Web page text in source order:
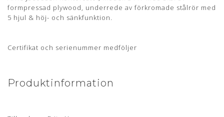
Mål: Sædehøjde 47 cm - 55 cm
Læder: Alaska Cognac Anilin
mere her
Anilin læder er en eksklusiv lædertype, hvor råvarer fra kun
formpressad plywood, underrede av förkromade stålrör med
5 hjul & höj- och sänkfunktion.
Certifikat och serienummer medföljer
Produktinformation